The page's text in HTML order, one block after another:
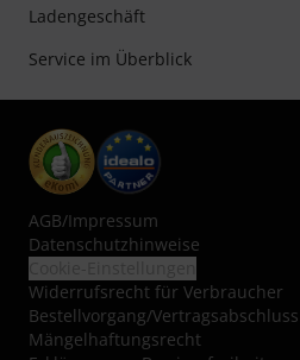
Ladengeschäft
Service im Überblick
AGB/Impressum
Datenschutzhinweise
Widerrufsrecht für Verbraucher
Bestellvorgang/Vertragsabschluss
Mängelhaftungsrecht